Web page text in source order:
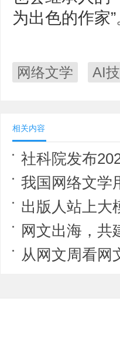
为出色的作家”
网络文学 AI
相关内容
社科院发布
我国网络文学用户
出版人站上大
网文出海，共
从网文周看网